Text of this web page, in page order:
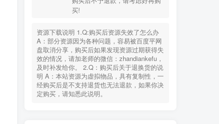
买!
资源下载说明 1.Q:购买后资源失效了怎么办
A：部分资源因为各种问题，容易被百度平网
盘取消分享，购买后如果发现资源过期获得失
效的情况，请加老师的微信：zhandiankefu，
及时补发给你。 2.Q：购买后关于退换货的说
明 A：本站资源为虚拟物品，具有复制性，一
经购买后是不支持退货也无法退款，如果你决
定购买，请知悉此说明。
您当前未登录！建议登陆后购买，可保存购买订
失效联系
老师微信：zhandiankefu
下载方式
百度网盘
使用环境
手机、电脑、平板+(WPS)
购买说明
此非实物交易，具有可复制性，
购买后不予退款，请考虑好再购
买!